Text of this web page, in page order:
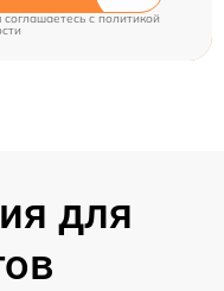
соглашаетесь cполитикой
для